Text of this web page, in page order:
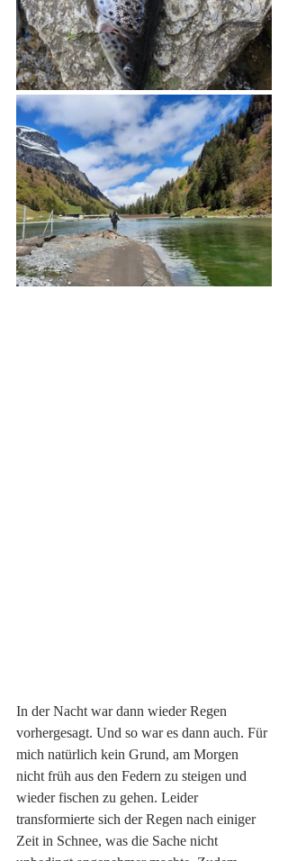
In der Nacht war dann wieder Regen
vorhergesagt. Und so war es dann auch. Für
mich natürlich kein Grund, am Morgen
nicht früh aus den Federn zu steigen und
wieder fischen zu gehen. Leider
transformierte sich der Regen nach einiger
Zeit in Schnee, was die Sache nicht